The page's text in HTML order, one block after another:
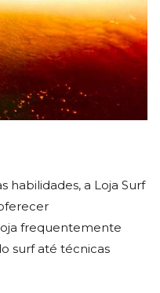
habilidades, a Loja Surf
frequentemente
surf até técnicas